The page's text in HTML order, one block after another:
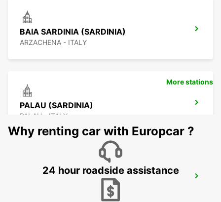
BAIA SARDINIA (SARDINIA)
ARZACHENA - ITALY
PALAU (SARDINIA)
PALAU - ITALY
VALLEDORIA (SARDINIA)
More stations
Why renting car with Europcar ?
24 hour roadside assistance